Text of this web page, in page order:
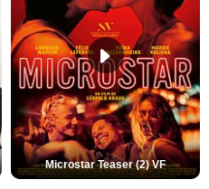
Microstar Teaser (2) VF